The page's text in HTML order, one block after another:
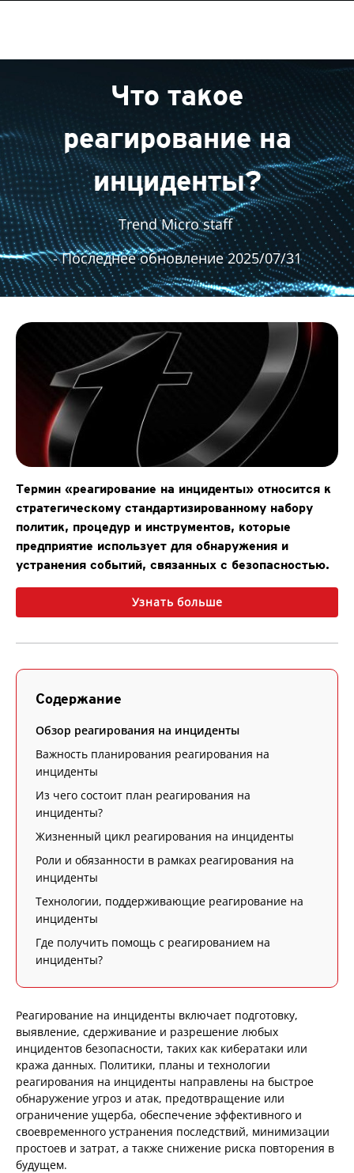
Что такое
реагирование на
инциденты?
Trend Micro staff
- Последнее обновление 2025/07/31
Термин «реагирование на инциденты» относится к
стратегическому стандартизированному набору
политик, процедур и инструментов, которые
предприятие использует для обнаружения и
устранения событий, связанных с безопасностью.
Узнать больше
Содержание
Обзор реагирования на инциденты
Важность планирования реагирования на
инциденты
Из чего состоит план реагирования на
инциденты?
Жизненный цикл реагирования на инциденты
Роли и обязанности в рамках реагирования на
инциденты
Технологии, поддерживающие реагирование на
инциденты
Где получить помощь с реагированием на
инциденты?
Реагирование на инциденты включает подготовку,
выявление, сдерживание и разрешение любых
инцидентов безопасности, таких как кибератаки или
кража данных. Политики, планы и технологии
реагирования на инциденты направлены на быстрое
обнаружение угроз и атак, предотвращение или
ограничение ущерба, обеспечение эффективного и
своевременного устранения последствий, минимизации
простоев и затрат, а также снижение риска повторения в
будущем.